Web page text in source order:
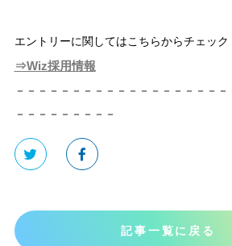
エントリーに関してはこちらからチェック
⇒Wiz採用情報
－－－－－－－－－－－－－－－－－－
－－－－－－－－－
記事一覧に戻る